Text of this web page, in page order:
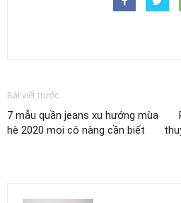
Bài viết trước
7 mẫu quần jeans xu hướng mùa
hè 2020 mọi cô nàng cần biết